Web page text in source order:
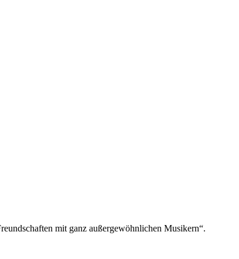
mit ganz au­ßer­ge­wöhn­li­chen Musikern“.